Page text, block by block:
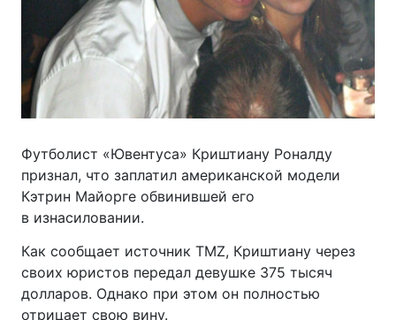
Футболист «Ювентуса» Криштиану Роналду
признал, что заплатил американской модели
Кэтрин Майорге обвинившей его
в изнасиловании.
Как сообщает источник TMZ, Криштиану через
своих юристов передал девушке 375 тысяч
долларов. Однако при этом он полностью
отрицает свою вину.